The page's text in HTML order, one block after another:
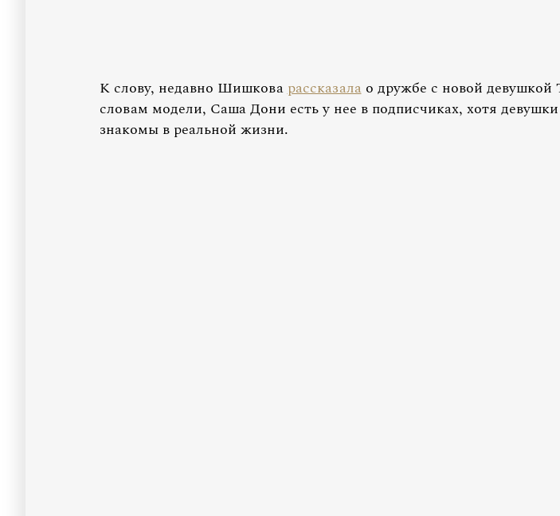
К слову, недавно Шишковарассказалао дружбе с новой девушкой
словам модели, Саша Дони есть у нее в подписчиках, хотя
знакомы в реальной жизни.